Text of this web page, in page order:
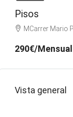
Pisos
MCarrer Mario
290€/Mensual
Vista general